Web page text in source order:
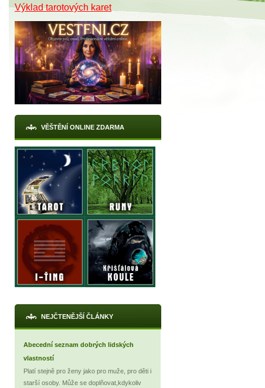
X
Výklad tarotových karet
VĚŠTĚNÍ ONLINE ZDARMA
NEJČTENĚJŠÍ ČLÁNKY
Abecední seznam dobrých lidských
vlastností
Platí stejně pro ženy jako pro muže, pro děti i
starší osoby. Může se doplňovat,kdykoliv